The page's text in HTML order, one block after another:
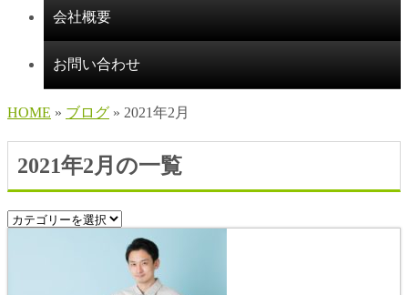
会社概要
お問い合わせ
HOME » ブログ » 2021年2月
2021年2月の一覧